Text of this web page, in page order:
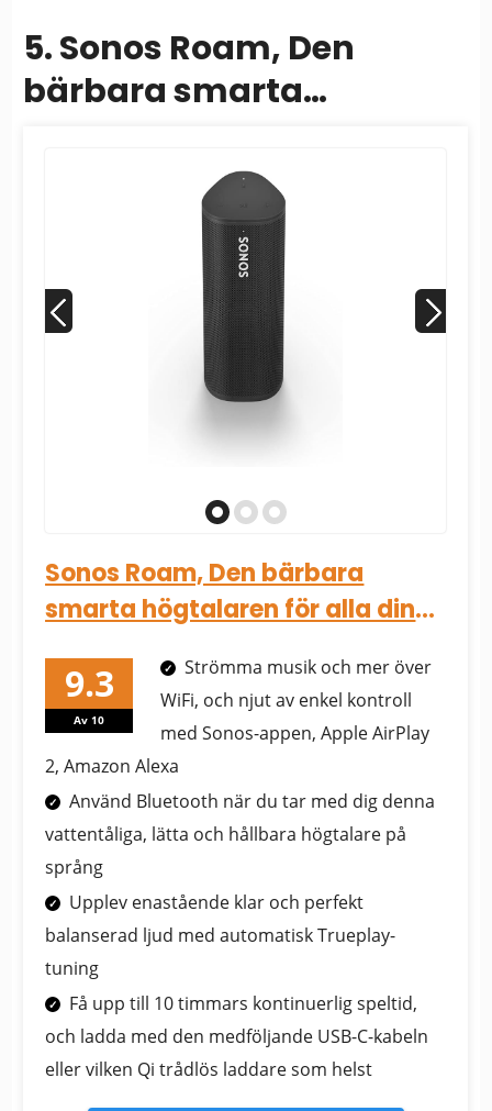
5. Sonos Roam, Den
bärbara smarta
lyssningsäventyr (Med...
Sonos Roam, Den bärbara
smarta högtalaren för alla dina
Av 10
Strömma musik och mer över
WiFi, och njut av enkel kontroll
med Sonos-appen, Apple AirPlay
2, Amazon Alexa
Använd Bluetooth när du tar med dig denna
vattentåliga, lätta och hållbara högtalare på
språng
Upplev enastående klar och perfekt
balanserad ljud med automatisk Trueplay-
tuning
Få upp till 10 timmars kontinuerlig speltid,
och ladda med den medföljande USB-C-kabeln
eller vilken Qi trådlös laddare som helst